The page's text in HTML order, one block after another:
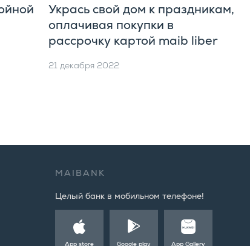
Укрась свой дом к праздникам,
оплачивая покупки в
рассрочку картой maib liber
21 декабря 2022
MAIBANK
Целый банк в мобильном телефоне!
App store Google play App Gallery